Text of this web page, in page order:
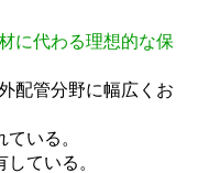
に代わる理想的な保
配管分野に幅広くお
いる。
ている。